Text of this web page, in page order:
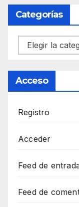
Categorías
Categorías
Acceso
Registro
Acceder
Feed de
Feed de